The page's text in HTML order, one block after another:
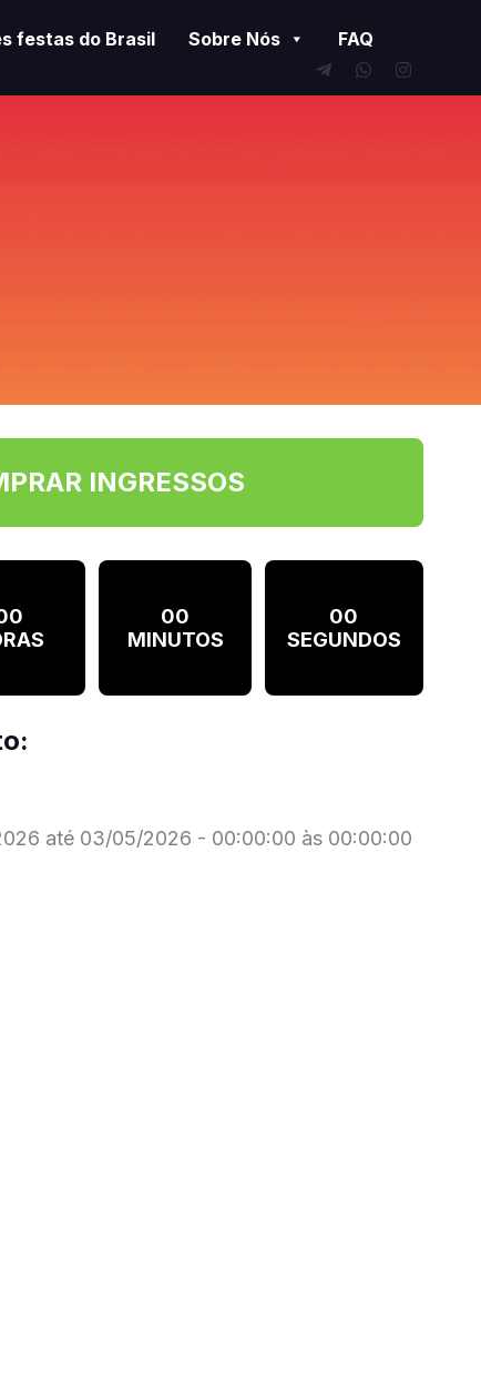
festas do Brasil Sobre Nós FAQ
INGRESSOS
00
MINUTOS
00
SEGUNDOS
até 03/05/2026 - 00:00:00 às 00:00:00